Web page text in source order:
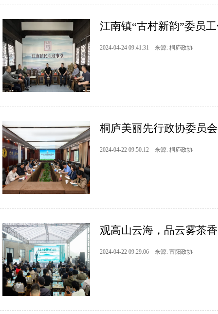
江南镇“古村新韵”委员
2024-04-24 09:41:31 来源: 桐庐政协
桐庐美丽先行政协委员
2024-04-22 09:50:12 来源: 桐庐政协
观高山云海，品云雾茶
2024-04-22 09:29:06 来源: 富阳政协